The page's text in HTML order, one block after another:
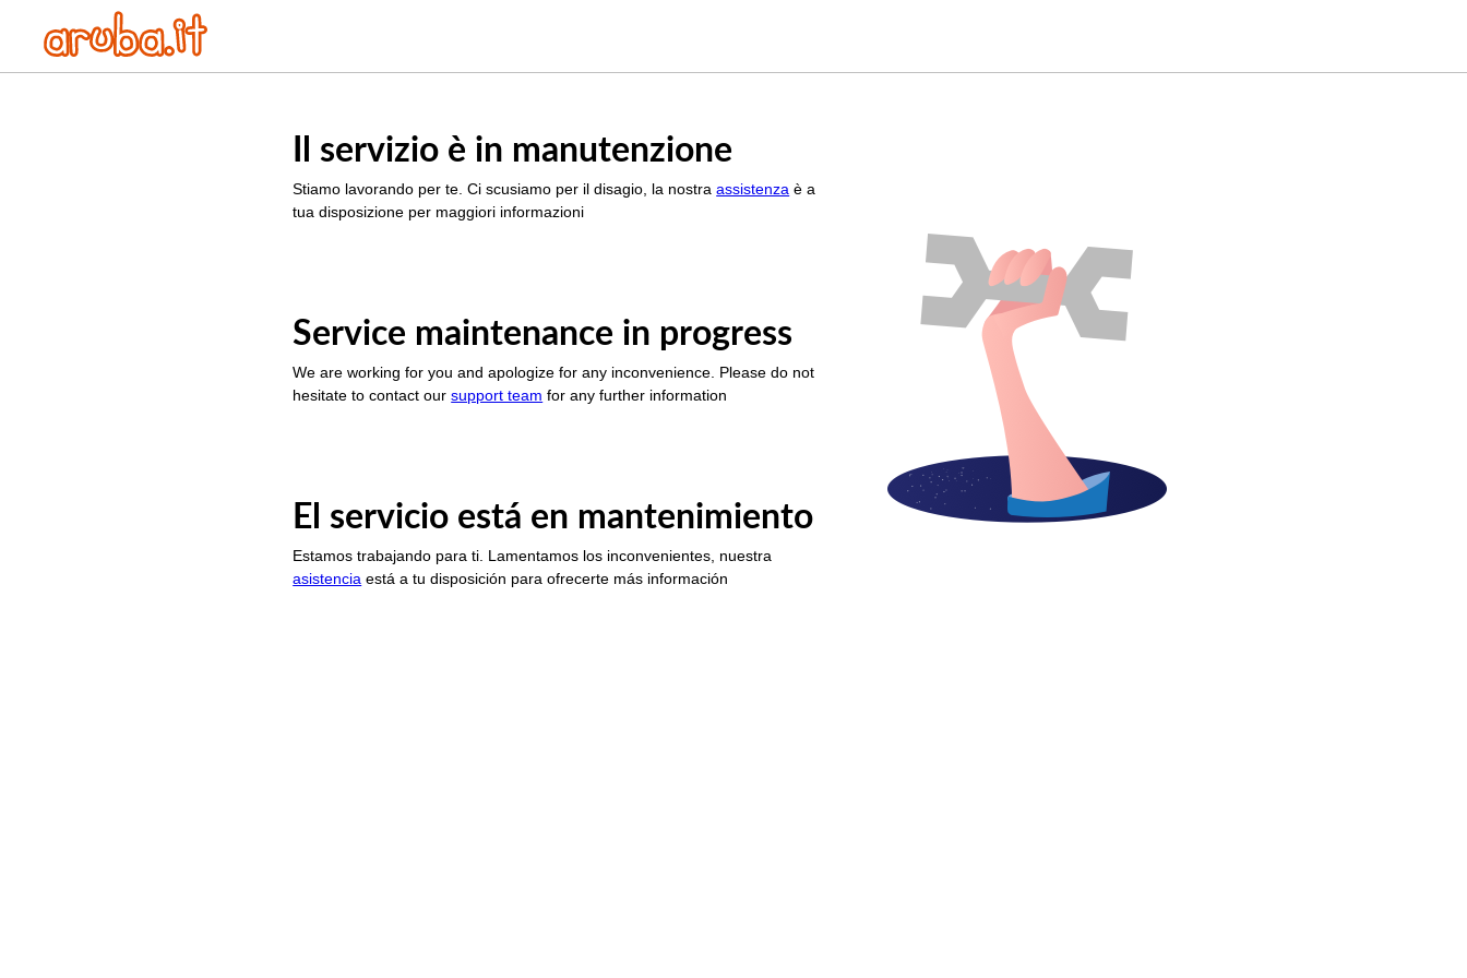
Il servizio è in manutenzione
Stiamo lavorando per te. Ci scusiamo per il disagio, la nostraassistenza è a
tua disposizione per maggiori informazioni
Service maintenance in progress
We are working for you and apologize for any inconvenience. Please do not
hesitate to contact oursupport team for any further information
El servicio está en mantenimiento
Estamos trabajando para ti. Lamentamos los inconvenientes, nuestra
asistencia está a tu disposición para ofrecerte más información